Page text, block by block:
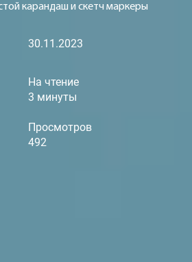
карандаш и скетч маркеры
30.11.2023
На чтение
3 минуты
Просмотров
492